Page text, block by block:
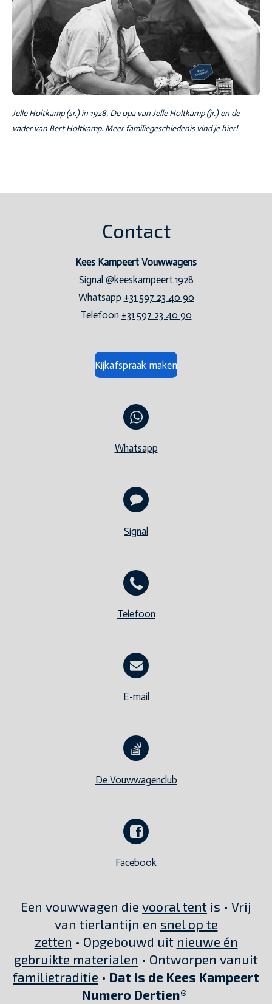
Jelle Holtkamp (sr.) in 1928. De opa van Jelle Holtkamp (jr.) en de
vader van Bert Holtkamp. Meer familiegeschiedenis vind je hier!
Contact
Kees Kampeert Vouwwagens
Signal @keeskampeert.1928
Whatsapp +31 597 23 40 90
Telefoon +31 597 23 40 90
Kijkafspraak maken
Whatsapp
Signal
Telefoon
E-mail
De Vouwwagenclub
Facebook
Een vouwwagen die vooral tent is • Vrij
van tierlantijn en snel op te
zetten • Opgebouwd uit nieuwe én
gebruikte materialen • Ontworpen vanuit
familietraditie • Dat is de Kees Kampeert
Numero Dertien®